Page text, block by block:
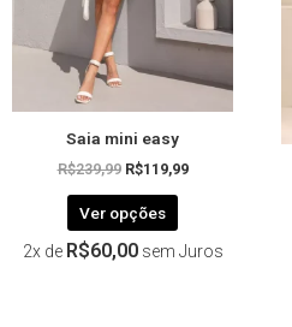
Saia mini easy
R$239,99 R$119,99
Ver opções
podem
ser
página
do
produto
2x de R$60,00 sem Juros